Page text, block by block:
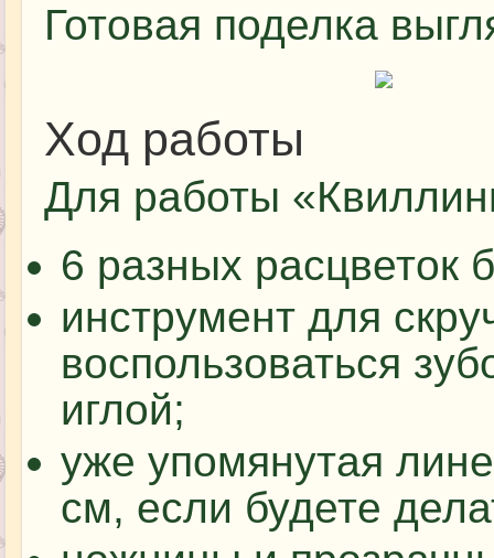
Готовая поделка
Ход работы
Для работы
6 разных расцветок
инструмент для
воспользоваться
иглой;
уже упомянутая
см, если будете